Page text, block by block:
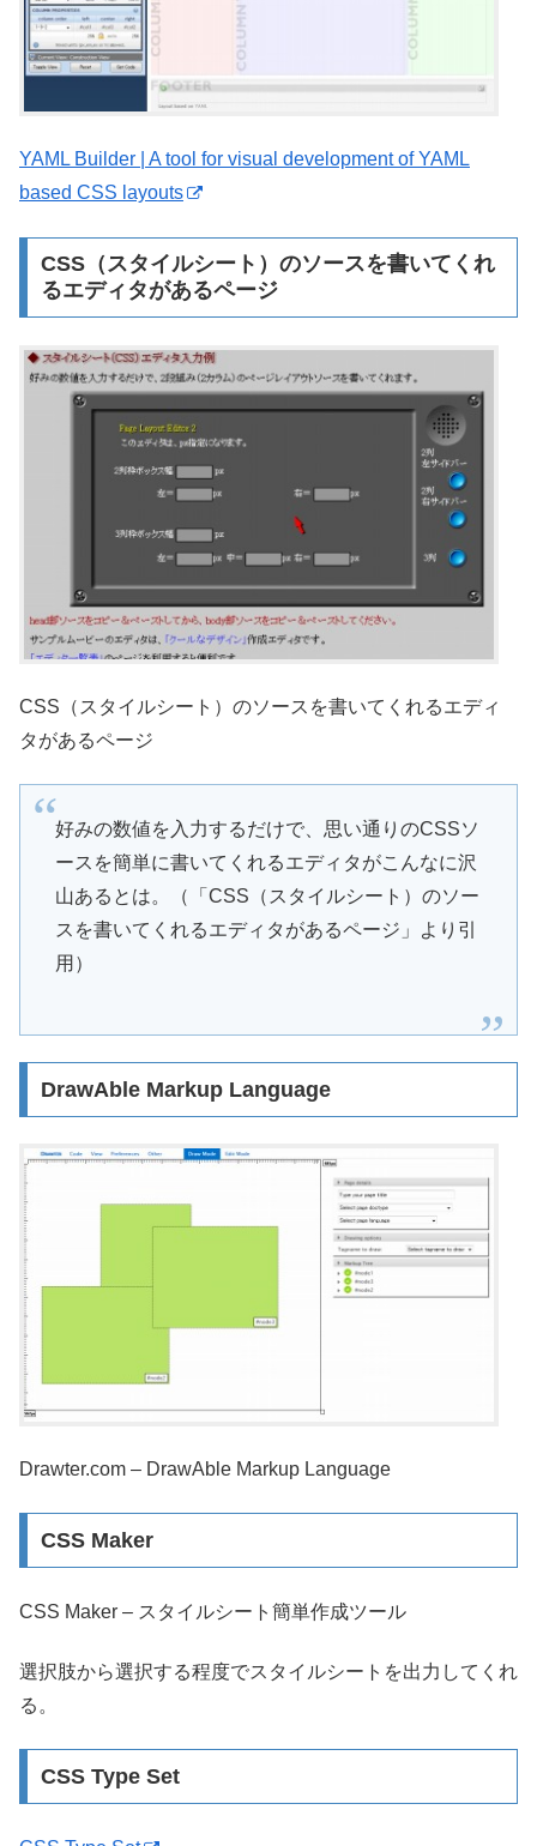
YAML Builder | A tool for visual development of YAML
based CSS layouts
CSS（スタイルシート）のソースを書いてくれ
るエディタがあるページ
CSS（スタイルシート）のソースを書いてくれるエディ
タがあるページ
好みの数値を入力するだけで、思い通りのCSSソ
ースを簡単に書いてくれるエディタがこんなに沢
山あるとは。（「CSS（スタイルシート）のソー
スを書いてくれるエディタがあるページ」より引
用）
DrawAble Markup Language
Drawter.com – DrawAble Markup Language
CSS Maker
CSS Maker – スタイルシート簡単作成ツール
選択肢から選択する程度でスタイルシートを出力してくれ
る。
CSS Type Set